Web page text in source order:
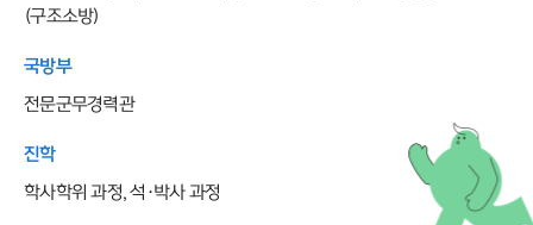
(구조소방)
국방부
전문군무경력관
진학
학사학위 과정, 석·박사 과정